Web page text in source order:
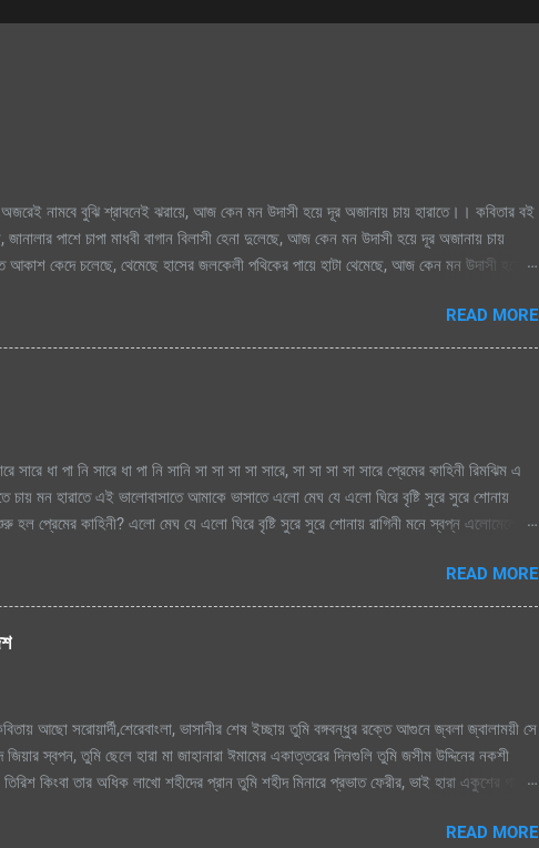
নামবে বুঝি শ্রাবনেই ঝরায়ে, আজ কেন মন উদাসী হয়ে দূর অজানায় চায় হারাতে।। কবিতার বই
পাশে চাপা মাধবী বাগান বিলাসী হেনা দুলেছে, আজ কেন মন উদাসী হয়ে দূর অজানায় চায়
কেদে চলেছে, থেমেছে হাসের জলকেলী পথিকের পায়ে হাটা থেমেছে, আজ কেন মন উদাসী হয়ে
READ MORE
সারে ধা পা নি সারে ধা পা নি সানি সা সা সা সা সারে, সা সা সা সা সারে প্রেমের কাহিনী রিমঝিম এ
চায় মন হারাতে এই ভালোবাসাতে আমাকে ভাসাতে এলো মেঘ যে এলো ঘিরে বৃষ্টি সুরে সুরে শোনায়
প্রেমের কাহিনী? এলো মেঘ যে এলো ঘিরে বৃষ্টি সুরে সুরে শোনায় রাগিনী মনে স্বপ্ন এলোমেলো
যে দেখেছি শ্রাবণে জাগেনি তো এত আশা, ভালোবাসা এ মনে সে বৃষ্টি ভেজা পায়ে সামনে এলে
শূন্য মনে জাগে প্রেমের কাহিনী সে বৃষ্টি ভেজা পায়ে সামনে এলে হায়, ফোটে কামিনী আজ ভিজতে
রিমঝিম এ ধারাতে চায় মন হারাতে রিমঝিম এ ধারাতে চায় মন হারাতে শ্রাবণের বুকে প্রেম কবিতা যে
READ MORE
আছো সরোয়ার্দী,শেরেবাংলা, ভাসানীর শেষ ইচ্ছায় তুমি বঙ্গবন্ধুর রক্তে আগুনে জ্বলা জ্বালাময়ী সে
জিয়ার স্বপন, তুমি ছেলে হারা মা জাহানারা ঈমামের একাত্তরের দিনগুলি তুমি জসীম উদ্দিনের নকশী
কিংবা তার অধিক লাখো শহীদের প্রান তুমি শহীদ মিনারে প্রভাত ফেরীর, ভাই হারা একুশের গান।
তুমি কবি নজরুলের বিদ্রোহী কবিতা উন্নত মম্ শীর তুমি রক্তের কালিতে লেখা নাম, সাত শ্রেষ্ট
READ MORE